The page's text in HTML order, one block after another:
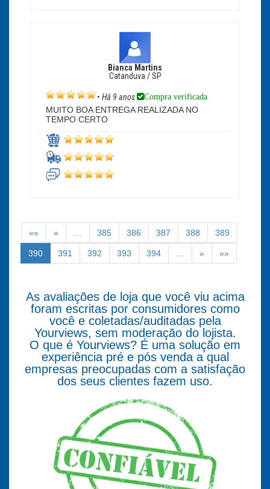
Bianca Martins
Catanduva / SP
• Há 9 anos Compra verificada
MUITO BOA ENTREGA REALIZADA NO
TEMPO CERTO
«« « … 385 386 387 388 389
390 391 392 393 394 … » »»
As avaliações de loja que você viu acima
foram escritas por consumidores como
você e coletadas/auditadas pela
Yourviews, sem moderação do lojista.
O que é Yourviews? É uma solução em
experiência pré e pós venda a qual
empresas preocupadas com a satisfação
dos seus clientes fazem uso.